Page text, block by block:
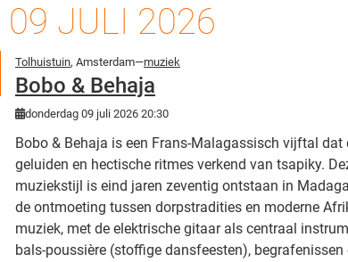
09 JULI 2026
Tolhuistuin, Amsterdam—muziek
Bobo & Behaja
donderdag 09 juli 2026 20:30
Bobo & Behaja is een Frans-Malagassisch vijftal dat
geluiden en hectische ritmes verkend van tsapiky.
muziekstijl is eind jaren zeventig ontstaan in
de ontmoeting tussen dorpstradities en moderne
muziek, met de elektrische gitaar als centraal
bals-poussière (stoffige dansfeesten),